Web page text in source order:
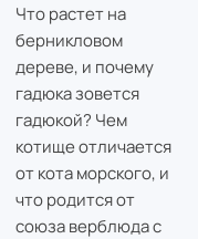
Что растет на
берникловом
дереве, и почему
гадюка зовется
гадюкой? Чем
котище отличается
от кота морского, и
что родится от
союза верблюда с